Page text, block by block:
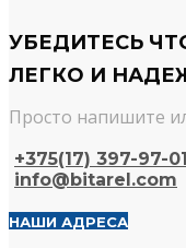
УБЕДИТЕСЬ
ЛЕГКО И
Просто напишите
+375(17) 397-97-01
info@bitarel.com​
НАШИ АДРЕСА